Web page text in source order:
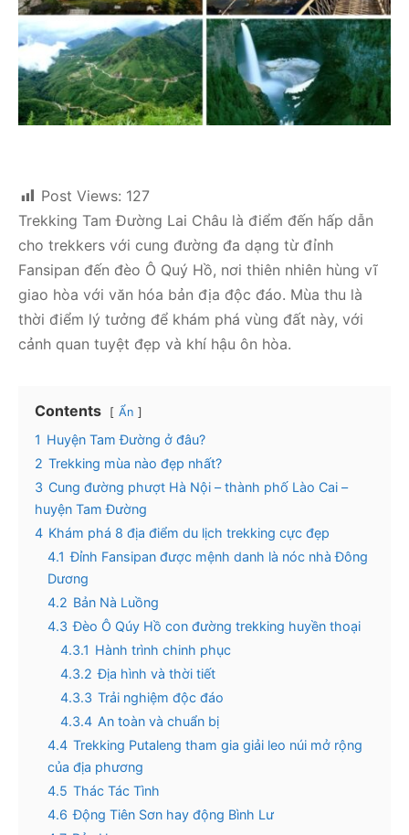
Post Views: 127
Trekking Tam Đường Lai Châu là điểm đến hấp dẫn
cho trekkers với cung đường đa dạng từ đỉnh
Fansipan đến đèo Ô Quý Hồ, nơi thiên nhiên hùng vĩ
giao hòa với văn hóa bản địa độc đáo. Mùa thu là
thời điểm lý tưởng để khám phá vùng đất này, với
cảnh quan tuyệt đẹp và khí hậu ôn hòa.
Contents Ẩn
1 Huyện Tam Đường ở đâu?
2 Trekking mùa nào đẹp nhất?
3 Cung đường phượt Hà Nội – thành phố Lào Cai –
huyện Tam Đường
4 Khám phá 8 địa điểm du lịch trekking cực đẹp
4.1 Đỉnh Fansipan được mệnh danh là nóc nhà Đông
Dương
4.2 Bản Nà Luồng
4.3 Đèo Ô Qúy Hồ con đường trekking huyền thoại
4.3.1 Hành trình chinh phục
4.3.2 Địa hình và thời tiết
4.3.3 Trải nghiệm độc đáo
4.3.4 An toàn và chuẩn bị
4.4 Trekking Putaleng tham gia giải leo núi mở rộng
của địa phương
4.5 Thác Tác Tình
4.6 Động Tiên Sơn hay động Bình Lư